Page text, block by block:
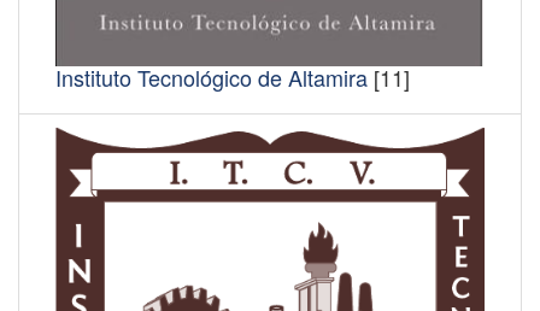
Instituto Tecnológico de Altamira [11]